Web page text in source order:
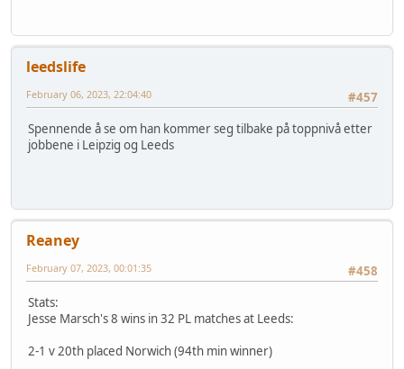
leedslife
#457
February 06, 2023, 22:04:40
Spennende å se om han kommer seg tilbake på toppnivå etter
jobbene i Leipzig og Leeds
Reaney
#458
February 07, 2023, 00:01:35
Stats:
Jesse Marsch's 8 wins in 32 PL matches at Leeds:
2-1 v 20th placed Norwich (94th min winner)